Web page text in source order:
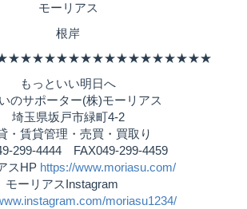
モーリアス
根岸
もっといい明日へ
のサポーター(株)モーリアス
埼玉県坂戸市緑町4-2
・賃貸管理・売買・買取り
299-4444 FAX049-299-4459
スHP https://www.moriasu.com/
モーリアスInstagram
moriasu1234/